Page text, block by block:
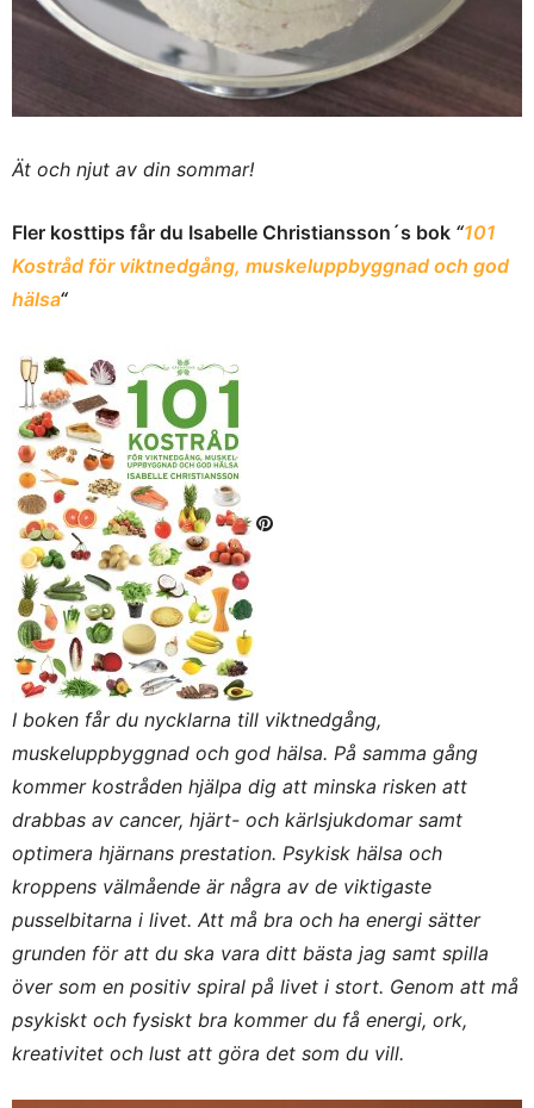
Ät och njut av din sommar!
Fler kosttips får du Isabelle Christiansson´s bok “101
Kostråd för viktnedgång, muskeluppbyggnad och god
hälsa“
I boken får du nycklarna till viktnedgång,
muskeluppbyggnad och god hälsa. På samma gång
kommer kostråden hjälpa dig att minska risken att
drabbas av cancer, hjärt- och kärlsjukdomar samt
optimera hjärnans prestation. Psykisk hälsa och
kroppens välmående är några av de viktigaste
pusselbitarna i livet. Att må bra och ha energi sätter
grunden för att du ska vara ditt bästa jag samt spilla
över som en positiv spiral på livet i stort. Genom att må
psykiskt och fysiskt bra kommer du få energi, ork,
kreativitet och lust att göra det som du vill.